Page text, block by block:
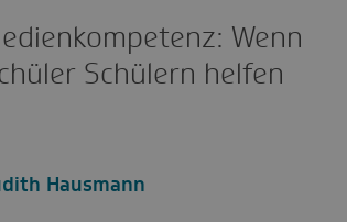
Wenn
Schülern helfen
Hausmann